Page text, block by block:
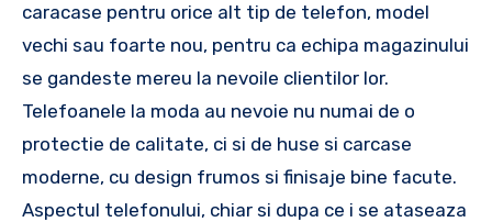
caracase pentru orice alt tip de telefon, model
vechi sau foarte nou, pentru ca echipa magazinului
se gandeste mereu la nevoile clientilor lor.
Telefoanele la moda au nevoie nu numai de o
protectie de calitate, ci si de huse si carcase
moderne, cu design frumos si finisaje bine facute.
Aspectul telefonului, chiar si dupa ce i se ataseaza